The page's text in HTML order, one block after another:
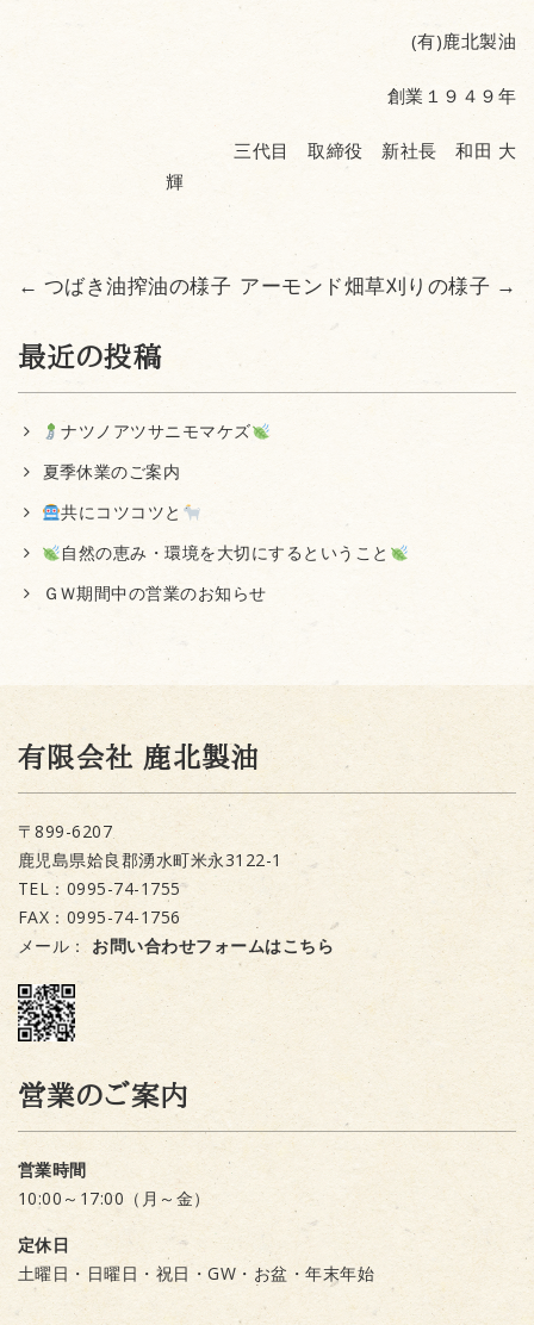
(有)鹿北製油
創業１９４９年
三代目 取締役 新社長 和田 大
輝
← つばき油搾油の様子 アーモンド畑草刈りの様子 →
最近の投稿
ナツノアツサニモマケズ
夏季休業のご案内
共にコツコツと
自然の恵み・環境を大切にするということ
ＧＷ期間中の営業のお知らせ
有限会社 鹿北製油
〒899-6207
鹿児島県姶良郡湧水町米永3122-1
TEL：0995-74-1755
FAX：0995-74-1756
メール： お問い合わせフォームはこちら
営業のご案内
営業時間
10:00～17:00（月～金）
定休日
土曜日・日曜日・祝日・GW・お盆・年末年始